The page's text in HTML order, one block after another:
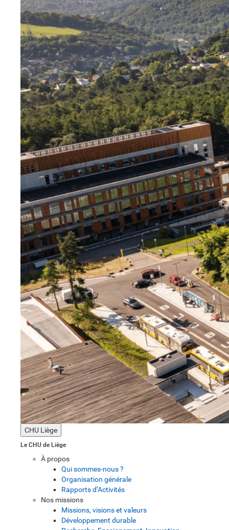
CHU Liège
Le CHU de Liège
À propos
Qui sommes-nous ?
Organisation générale
Rapports d’Activités
Nos missions
Missions, visions et valeurs
Développement durable